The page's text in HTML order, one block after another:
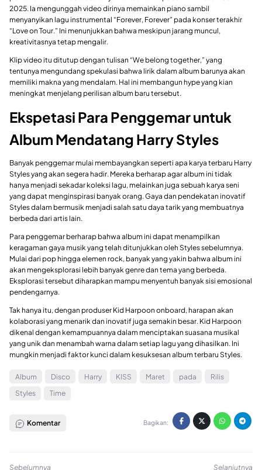
2025. Ia mengunggah video dirinya memainkan piano sambil
menyanyikan lagu instrumental “Forever, Forever” pada konser terakhir
“Love on Tour.” Ini menunjukkan bahwa meskipun jarang muncul,
kreativitasnya tetap mengalir.
Klip video itu ditutup dengan tulisan “We belong together,” yang
tentunya mengundang spekulasi bahwa lirik dalam album barunya akan
memiliki makna yang mendalam. Hal ini membangun hype yang kian
meningkat menjelang perilisan album baru tersebut.
Ekspetasi Para Penggemar untuk
Album Mendatang Harry Styles
Banyak penggemar mulai membayangkan seperti apa karya terbaru Harry
Styles yang akan segera hadir. Mereka berharap agar album ini tidak
hanya menjadi sekadar koleksi lagu, melainkan juga sebuah karya seni
yang dapat menginspirasi banyak orang. Gaya dan pendekatan inovatif
Styles dalam bermusik menjadi salah satu daya tarik yang membuatnya
berbeda dari artis lain.
Para penggemar berharap bahwa album ini dapat menampilkan
keragaman gaya musik yang telah ditunjukkan oleh Styles sebelumnya.
Mulai dari pop hingga elemen rock, banyak yang yakin bahwa album ini
akan mengeksplorasi lebih banyak genre dan tema yang berbeda.
Eksplorasi tersebut diharapkan mampu menyentuh banyak sisi emosional
pendengarnya.
Tak hanya itu, dengan produser Kid Harpoon onboard, harapan akan
kolaborasi yang menarik dan inovatif juga semakin besar. Kid Harpoon
dikenal dengan kemampuannya dalam menciptakan suasana musikal
yang unik dan menambah warna dalam setiap lagu yang dihasilkan. Ini
mungkin menjadi faktor kunci dalam kesuksesan album terbaru Styles.
Album Disco Harry KISS Maret pada
Rilis
Styles
Time
Komentar Bagikan:
Sebelumnya
Selanjutnya